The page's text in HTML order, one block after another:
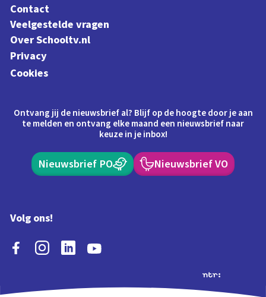
Contact
Veelgestelde vragen
Over Schooltv.nl
Privacy
Cookies
Ontvang jij de nieuwsbrief al? Blijf op de hoogte door je aan
te melden en ontvang elke maand een nieuwsbrief naar
keuze in je inbox!
Nieuwsbrief PO Nieuwsbrief VO
Volg ons!